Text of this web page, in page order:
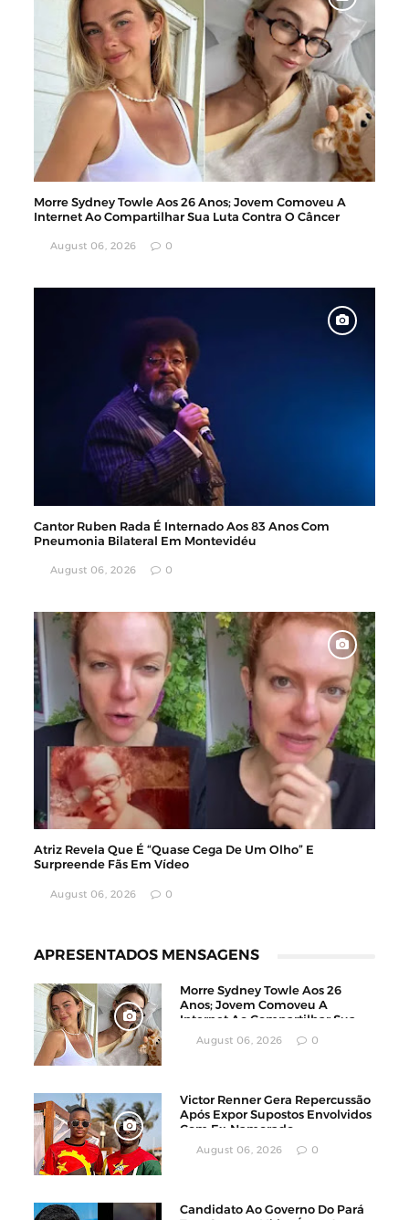
Morre Sydney Towle Aos 26 Anos; Jovem Comoveu A
Internet Ao Compartilhar Sua Luta Contra O Câncer
August 06, 2026 0
Cantor Ruben Rada É Internado Aos 83 Anos Com
Pneumonia Bilateral Em Montevidéu
August 06, 2026 0
Atriz Revela Que É “Quase Cega De Um Olho” E
Surpreende Fãs Em Vídeo
August 06, 2026 0
APRESENTADOS MENSAGENS
Morre Sydney Towle Aos 26
Anos; Jovem Comoveu A
Internet Ao Compartilhar Sua
Luta Contra O Câncer
August 06, 2026 0
Victor Renner Gera Repercussão
Após Expor Supostos Envolvidos
Com Ex-Namorado
August 06, 2026 0
Candidato Ao Governo Do Pará